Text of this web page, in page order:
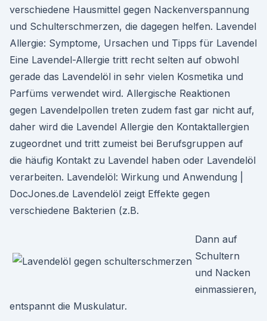
verschiedene Hausmittel gegen Nackenverspannung
und Schulterschmerzen, die dagegen helfen. Lavendel
Allergie: Symptome, Ursachen und Tipps für Lavendel
Eine Lavendel-Allergie tritt recht selten auf obwohl
gerade das Lavendelöl in sehr vielen Kosmetika und
Parfüms verwendet wird. Allergische Reaktionen
gegen Lavendelpollen treten zudem fast gar nicht auf,
daher wird die Lavendel Allergie den Kontaktallergien
zugeordnet und tritt zumeist bei Berufsgruppen auf
die häufig Kontakt zu Lavendel haben oder Lavendelöl
verarbeiten. Lavendelöl: Wirkung und Anwendung |
DocJones.de Lavendelöl zeigt Effekte gegen
verschiedene Bakterien (z.B.
Dann auf
Schultern
und Nacken
einmassieren,
entspannt die Muskulatur.